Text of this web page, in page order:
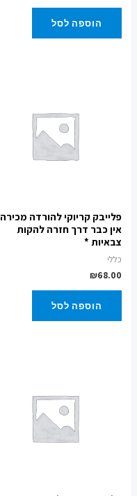
הוספה לסל
פלייבק קריוקי להורדה מכירה
אין כבר דרך חזרה להקות
צבאיות *
כללי
₪68.00
הוספה לסל